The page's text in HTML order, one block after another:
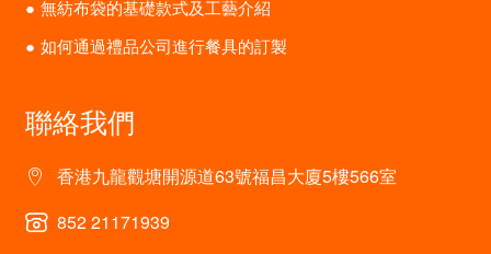
無紡布袋的基礎款式及工藝介紹
如何通過禮品公司進行餐具的訂製
聯絡我們
香港九龍觀塘開源道63號福昌大廈5樓566室
852 21171939